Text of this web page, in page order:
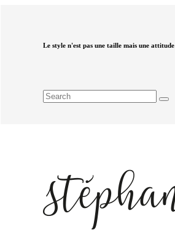
Le style n'est pas une taille mais une attitude